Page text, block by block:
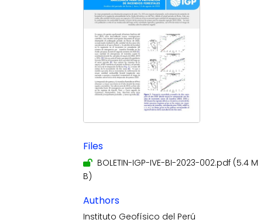
Files
BOLETIN-IGP-IVE-BI-2023-002.pdf (5.4 M
B)
Authors
Instituto Geofísico del Perú